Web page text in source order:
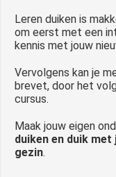
Leren duiken is
om eerst met een
kennis met jouw
Vervolgens kan je
brevet, door het
cursus.
Maak jouw eigen
duiken en duik
gezin.